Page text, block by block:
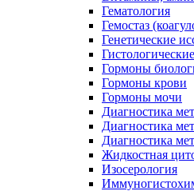
Гематология
Гемостаз
Генетические
Гормоны
Гормоны крови
Гормоны мочи
Диагностика
Диагностика
Диагностика
Жидкостная
Изосерология